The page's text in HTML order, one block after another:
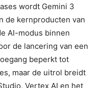
wordt Gemini 3
de kernproducten van
AI-modus binnen
de lancering van een
beperkt tot
maar de uitrol breidt
Vertex AI en het